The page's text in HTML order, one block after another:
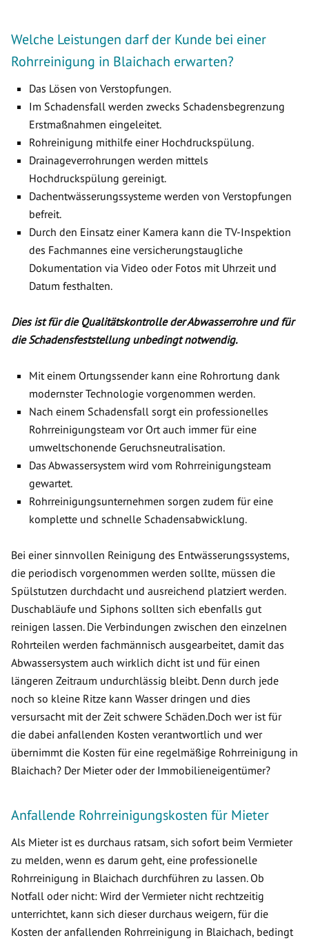
Welche Leistungen darf der Kunde bei einer
Rohrreinigung in Blaichach erwarten?
Das Lösen von Verstopfungen.
Im Schadensfall werden zwecks Schadensbegrenzung
Erstmaßnahmen eingeleitet.
Rohreinigung mithilfe einer Hochdruckspülung.
Drainageverrohrungen werden mittels
Hochdruckspülung gereinigt.
Dachentwässerungssysteme werden von Verstopfungen
befreit.
Durch den Einsatz einer Kamera kann die TV-Inspektion
des Fachmannes eine versicherungstaugliche
Dokumentation via Video oder Fotos mit Uhrzeit und
Datum festhalten.
Dies ist für die Qualitätskontrolle der Abwasserrohre und für
die Schadensfeststellung unbedingt notwendig.
Mit einem Ortungssender kann eine Rohrortung dank
modernster Technologie vorgenommen werden.
Nach einem Schadensfall sorgt ein professionelles
Rohrreinigungsteam vor Ort auch immer für eine
umweltschonende Geruchsneutralisation.
Das Abwassersystem wird vom Rohrreinigungsteam
gewartet.
Rohrreinigungsunternehmen sorgen zudem für eine
komplette und schnelle Schadensabwicklung.
Bei einer sinnvollen Reinigung des Entwässerungssystems,
die periodisch vorgenommen werden sollte, müssen die
Spülstutzen durchdacht und ausreichend platziert werden.
Duschabläufe und Siphons sollten sich ebenfalls gut
reinigen lassen. Die Verbindungen zwischen den einzelnen
Rohrteilen werden fachmännisch ausgearbeitet, damit das
Abwassersystem auch wirklich dicht ist und für einen
längeren Zeitraum undurchlässig bleibt. Denn durch jede
noch so kleine Ritze kann Wasser dringen und dies
versursacht mit der Zeit schwere Schäden.Doch wer ist für
die dabei anfallenden Kosten verantwortlich und wer
übernimmt die Kosten für eine regelmäßige Rohrreinigung in
Blaichach? Der Mieter oder der Immobilieneigentümer?
Anfallende Rohrreinigungskosten für Mieter
Als Mieter ist es durchaus ratsam, sich sofort beim Vermieter
zu melden, wenn es darum geht, eine professionelle
Rohrreinigung in Blaichach durchführen zu lassen. Ob
Notfall oder nicht: Wird der Vermieter nicht rechtzeitig
unterrichtet, kann sich dieser durchaus weigern, für die
Kosten der anfallenden Rohrreinigung in Blaichach, bedingt